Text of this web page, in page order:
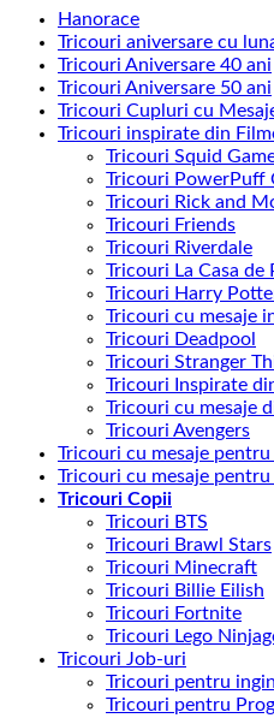
Hanorace
Tricouri aniversare cu
Tricouri Aniversare 40 ani
Tricouri Aniversare 50 ani
Tricouri Cupluri cu
Tricouri inspirate din
Tricouri Squid
Tricouri PowerPuff
Tricouri Rick and
Tricouri Friends
Tricouri Riverdale
Tricouri La Casa de
Tricouri Harry
Tricouri cu mesaje
Tricouri Deadpool
Tricouri Stranger
Tricouri Inspirate
Tricouri cu mesaje
Tricouri Avengers
Tricouri cu mesaje
Tricouri cu mesaje
Tricouri Copii
Tricouri BTS
Tricouri Brawl Stars
Tricouri Minecraft
Tricouri Billie Eilish
Tricouri Fortnite
Tricouri Lego
Tricouri Job-uri
Tricouri pentru
Tricouri pentru